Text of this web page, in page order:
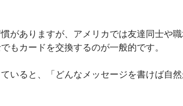
がありますが、アメリカでは友達同士や
もカードを交換するのが一般的です。
いると、「どんなメッセージを書けば自